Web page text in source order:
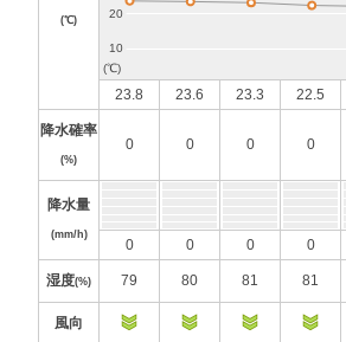
(℃)
23.8 23.6 23.3 22.5
降水確率
(%)
0 0 0 0
降水量
(mm/h)
0 0 0 0
湿度(%) 79 80 81 81
風向